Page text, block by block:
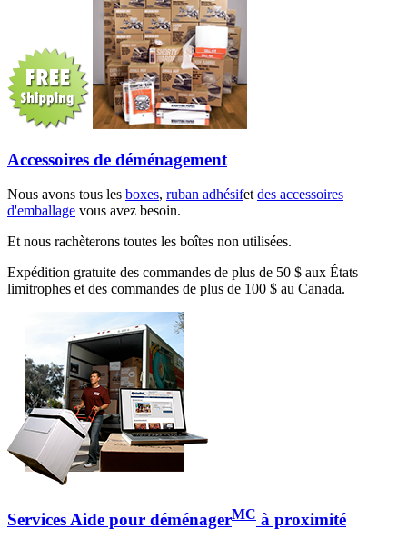
Accessoires de déménagement
Nous avons tous les boxes, ruban adhésifetdes accessoires
d'emballage vous avez besoin.
Et nous rachèterons toutes les boîtes non utilisées.
Expédition gratuite des commandes de plus de 50 $ aux États
limitrophes et des commandes de plus de 100 $ au Canada.
Services Aide pour déménagerMC à proximité